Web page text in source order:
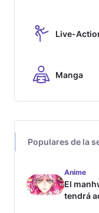
Live-
Manga
Populares de la
Anime
El
tendrá